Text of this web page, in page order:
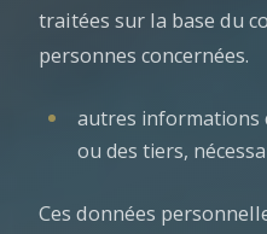
traitées sur la base du
personnes concernées.
autres informations
ou des tiers,
Ces données